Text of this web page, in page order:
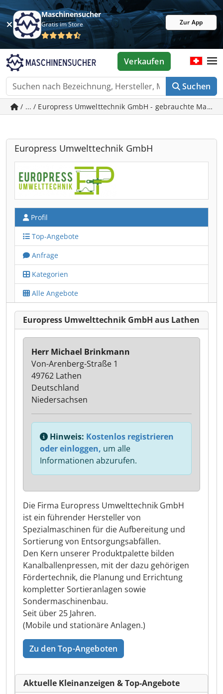
Maschinensucher
Gratis im Store Zur App
Suchen
Verkaufen
/ ... / Europress Umwelttechnik GmbH - gebrauchte
Europress Umwelttechnik GmbH
Profil
Top-Angebote
Anfrage
Kategorien
Alle Angebote
Europress Umwelttechnik GmbH aus Lathen
Die Firma Europress Umwelttechnik GmbH
ist ein führender Hersteller von
Spezialmaschinen für die Aufbereitung und
Sortierung von Entsorgungsabfällen.
Den Kern unserer Produktpalette bilden
Kanalballenpressen, mit der dazu gehörigen
Fördertechnik, die Planung und Errichtung
kompletter Sortieranlagen sowie
Sondermaschinenbau.
Seit über 25 Jahren.
(Mobile und stationäre Anlagen.)
Zu den Top-Angeboten
Herr Michael Brinkmann
Von-Arenberg-Straße 1
49762 Lathen
Deutschland
Niedersachsen
Hinweis: Kostenlos registrieren
oder einloggen, um alle
Informationen abzurufen.
Aktuelle Kleinanzeigen & Top-Angebote